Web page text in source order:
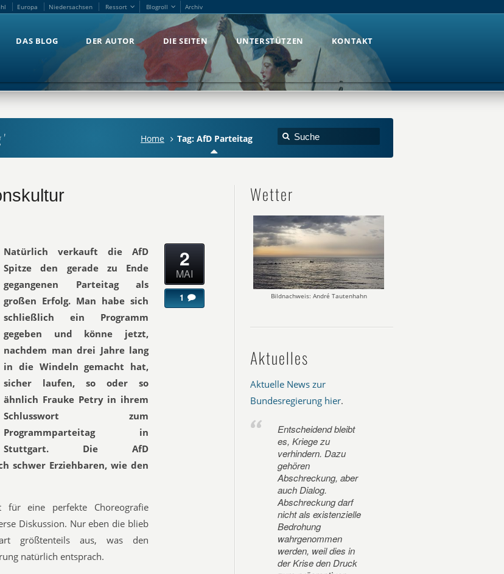
Europa Niedersachsen Ressort Blogroll Archiv
DAS BLOG DER AUTOR DIE SEITEN UNTERSTÜTZEN KONTAKT
Home Tag: AfD Parteitag
Natürlich verkauft die AfD
Spitze den gerade zu Ende
gegangenen Parteitag als
großen Erfolg. Man habe sich
schließlich ein Programm
gegeben und könne jetzt,
nachdem man drei Jahre lang
in die Windeln gemacht hat,
sicher laufen, so oder so
ähnlich Frauke Petry in ihrem
Schlusswort zum
Programmparteitag in
Stuttgart. Die AfD
schwer Erziehbaren, wie den
eine perfekte Choreografie
Diskussion. Nur eben die blieb
größtenteils aus, was den
natürlich entsprach.
2
MAI
1
Wetter
Bildnachweis: André Tautenhahn
Aktuelles
Aktuelle News zur
Bundesregierung hier.
Entscheidend bleibt
es, Kriege zu
verhindern. Dazu
gehören
Abschreckung, aber
auch Dialog.
Abschreckung darf
nicht als existenzielle
Bedrohung
wahrgenommen
werden, weil dies in
der Krise den Druck
Europa Niedersachsen Ressort Blogroll Archiv
DAS BLOG DER AUTOR DIE SEITEN UNTERSTÜTZEN KONTAKT